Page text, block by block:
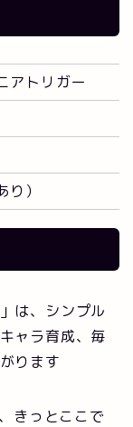
アトリガー
）
は、シンプル
ャラ育成、毎
ります
きっとここで